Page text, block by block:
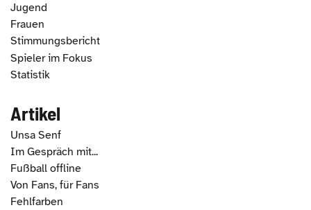
Jugend
Frauen
Stimmungsbericht
Spieler im Fokus
Statistik
Artikel
Unsa Senf
Im Gespräch mit...
Fußball offline
Von Fans, für Fans
Fehlfarben